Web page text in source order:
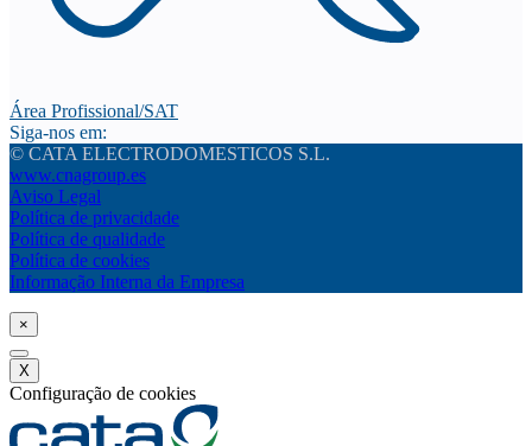
Área Profissional/SAT
Siga-nos em:
© CATA ELECTRODOMESTICOS S.L.
www.cnagroup.es
Aviso Legal
Política de privacidade
Política de qualidade
Política de cookies
Informação Interna da Empresa
×
X
Configuração de cookies